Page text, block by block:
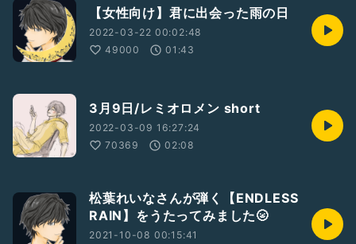
【女性向け】君に出会った雨の日
2022-03-22 00:02:48
49000
01:43
3月9日/レミオロメン short
2022-03-09 16:27:24
70369
02:08
松葉れいなさんが弾く【ENDLESS
RAIN】をうたってみました🌝
2021-10-08 00:15:41